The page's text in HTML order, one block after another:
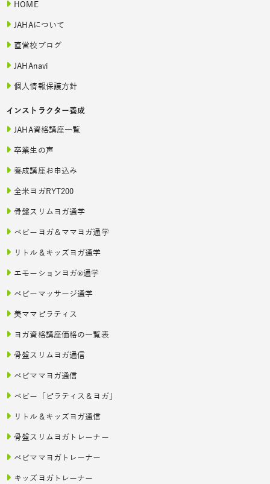
HOME
JAHAについて
直営校ブログ
JAHAnavi
個人情報保護方針
インストラクター養成
JAHA資格講座一覧
卒業生の声
養成講座お申込み
全米ヨガRYT200
骨盤スリムヨガ通学
ベビーヨガ＆ママヨガ通学
リトル＆キッズヨガ通学
エモーションヨガ®通学
ベビーマッサージ通学
美ママピラティス
ヨガ資格講座価格の一覧表
骨盤スリムヨガ通信
ベビママヨガ通信
ベビー「ピラティス＆ヨガ」
リトル＆キッズヨガ通信
骨盤スリムヨガトレーナー
ベビママヨガトレーナー
キッズヨガトレーナー